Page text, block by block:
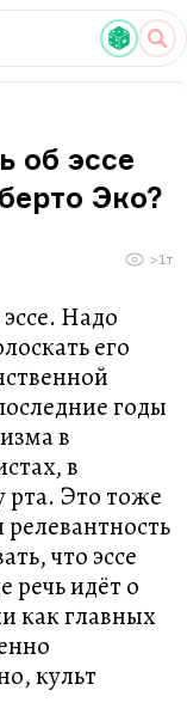
об эссе
Эко?
>1т
Надо
его
годы
в
в
рта. Это тоже
что эссе
речь идёт о
как главных
культ